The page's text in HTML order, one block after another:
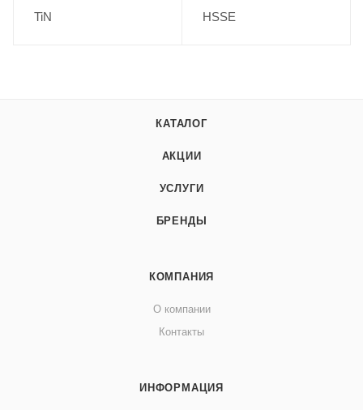
TiN
HSSE
КАТАЛОГ
АКЦИИ
УСЛУГИ
БРЕНДЫ
КОМПАНИЯ
О компании
Контакты
ИНФОРМАЦИЯ